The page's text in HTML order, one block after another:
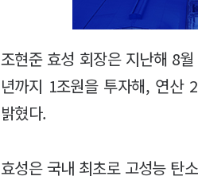
조현준 효성 회장은 지난해 8
년까지 1조원을 투자해, 연산
밝혔다.
효성은 국내 최초로 고성능 탄